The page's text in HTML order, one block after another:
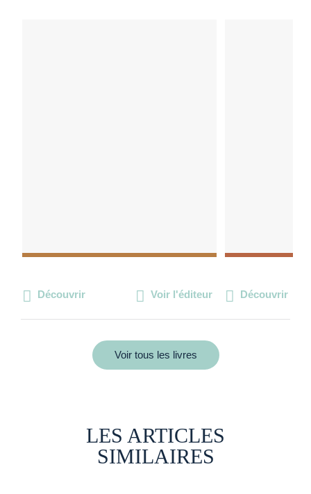
Découvrir Voir l'éditeur Découvrir
Voir tous les livres
LES ARTICLES
SIMILAIRES